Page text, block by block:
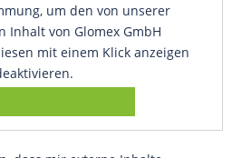
um den von unserer
Inhalt von Glomex GmbH
mit einem Klick anzeigen